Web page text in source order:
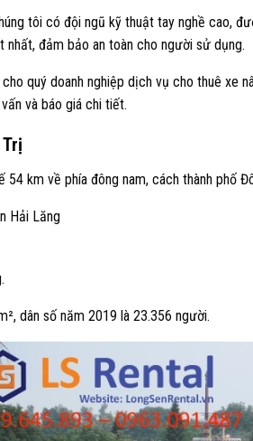
tôi có đội ngũ kỹ thuật tay nghề cao,
đảm bảo an toàn cho người sử dụng.
quý doanh nghiệp dịch vụ cho thuê xe
và báo giá chi tiết.
54 km về phía đông nam, cách thành phố
Hải Lăng
dân số năm 2019 là 23.356 người.